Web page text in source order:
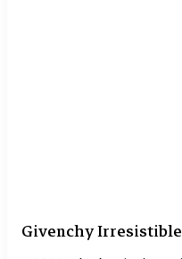
عطر اريسيستيبل روز فيلفت – Givenchy Irresistible